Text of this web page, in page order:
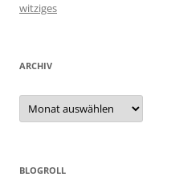
witziges
ARCHIV
Archiv
BLOGROLL